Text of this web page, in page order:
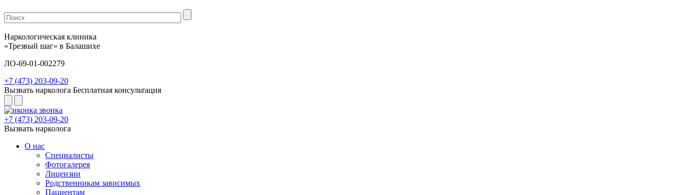
Наркологическая клиника
«Трезвый шаг» в Балашихе
ЛО-69-01-002279
+7 (473) 203-09-20
Вызвать нарколога Бесплатная консультация
+7 (473) 203-09-20
Вызвать нарколога
О нас
Специалисты
Фотогалерея
Лицензии
Родственникам зависимых
Пациентам